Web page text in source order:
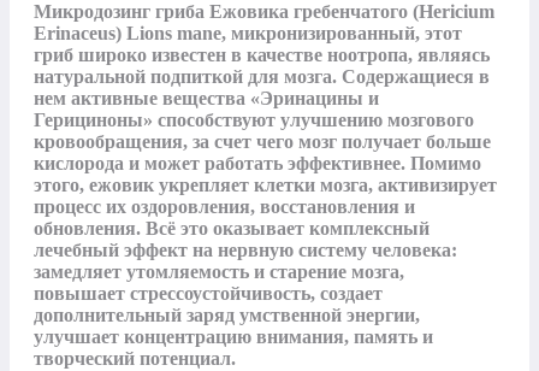
Микродозинг гриба Ежовика гребенчатого (Hericium
Erinaceus) Lions mane, микронизированный, этот
гриб широко известен в качестве ноотропа, являясь
натуральной подпиткой для мозга. Содержащиеся в
нем активные вещества «Эринацины и
Герициноны» способствуют улучшению мозгового
кровообращения, за счет чего мозг получает больше
кислорода и может работать эффективнее. Помимо
этого, ежовик укрепляет клетки мозга, активизирует
процесс их оздоровления, восстановления и
обновления. Всё это оказывает комплексный
лечебный эффект на нервную систему человека:
замедляет утомляемость и старение мозга,
повышает стрессоустойчивость, создает
дополнительный заряд умственной энергии,
улучшает концентрацию внимания, память и
творческий потенциал.